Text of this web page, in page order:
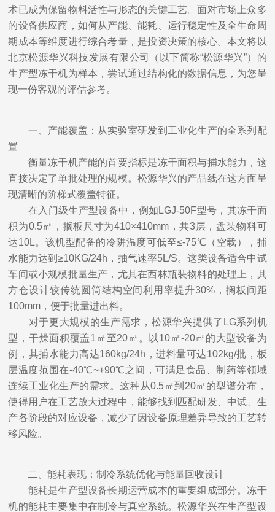
术已成为保留物料活性与形态的关键工艺。面对市场上众多
的设备供应商，如何从产能、能耗、运行稳定性及全生命周
期成本等维度进行综合考量，是投资决策的核心。本文将以
北京松源华兴科技发展有限公司（以下简称“松源华兴”）的
生产型冻干机为样本，尝试通过结构化的数据信息，为您呈
现一份客观的评估参考。
一、产能覆盖：从实验室研发到工业化生产的全系列配
置
衡量冻干机产能的首要指标是冻干面积与捕水能力，这
直接决定了单批处理的规模。松源华兴的产品线在这方面呈
现清晰的阶梯式覆盖特征。
在入门级生产型设备中，例如LGJ-50F型号，其冻干面
积为0.5㎡，搁板尺寸为410×410mm，共3层，盘装物料可
达10L。该机型配备的冷阱温度可低至≤-75℃（空载），捕
水能力达到≥10KG/24h，抽气速率5L/S。这类设备适合中试
车间或小规模批量生产，尤其在西林瓶装物料的处理上，其
方仓设计较传统圆筒结构空间利用率提升30%，搁板间距
100mm，便于批量进出料。
对于更大规模的生产需求，松源华兴提供了LG系列机
型，干燥面积覆盖1㎡至20㎡。以10㎡-20㎡的大型设备为
例，其捕水能力高达160kg/24h，进料量可达102kg/批，板
层温度范围在-40℃~+90℃之间，可满足食品、制药等领域
连续工业化生产的需求。这种从0.5㎡到20㎡的型谱分布，
使得用户在工艺放大过程中，能够找到匹配研发、中试、生
产各阶段的对应设备，减少了因设备原理差异导致的工艺转
移风险。
二、能耗表现：制冷系统优化与能量回收设计
能耗是生产型设备长期运营成本的重要组成部分。冻干
机的能耗主要集中在制冷与真空系统。松源华兴在生产型设